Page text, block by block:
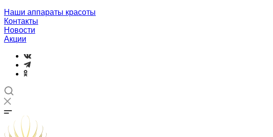
Наши аппараты красоты
Контакты
Новости
Акции